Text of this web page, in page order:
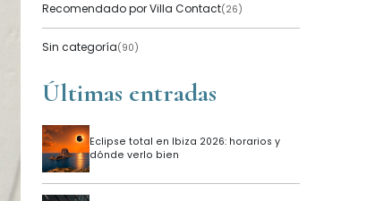
Recomendado por Villa Contact(26)
Sin categoría(90)
Últimas entradas
Eclipse total en Ibiza 2026: horarios y
dónde verlo bien